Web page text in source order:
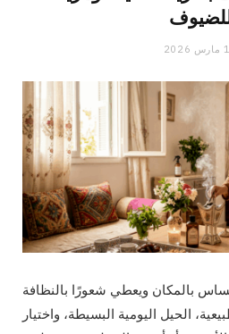
بالمكان ويعطي شعورًا بالنظافة
الحيل اليومية البسيطة، واختيار